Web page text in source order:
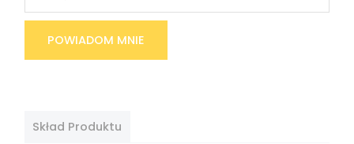
POWIADOM MNIE
Skład Produktu